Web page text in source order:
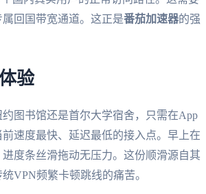
回国带宽通道。这正是番茄加速器的强
验
图书馆还是首尔大学宿舍，只需在App
速度最快、延迟最低的接入点。早上在
度条丝滑拖动无压力。这份顺滑源自其
VPN频繁卡顿跳线的痛苦。